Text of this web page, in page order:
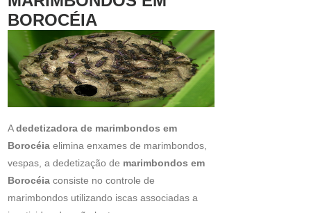
BOROCÉIA
Adedetizadora de marimbondos em
Borocéia elimina enxames de marimbondos,
vespas, a dedetização de marimbondos em
Borocéia consiste no controle de
marimbondos utilizando iscas associadas a